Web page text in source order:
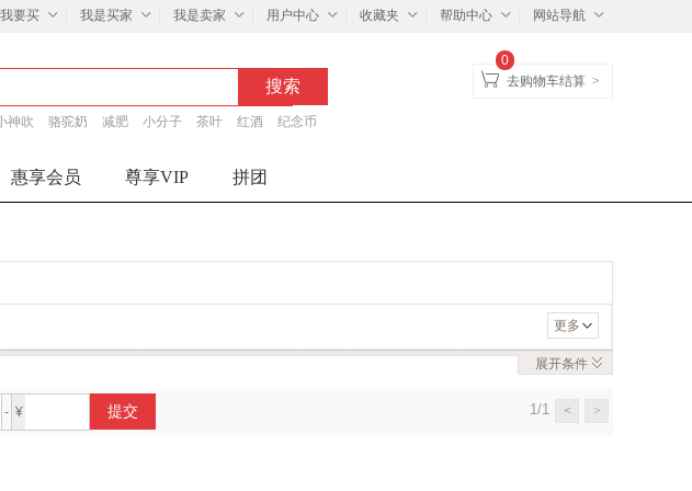
我要买 我是买家 我是卖家 用户中心 收藏夹 帮助中心 网站导航
神吹 骆驼奶 减肥 小分子 茶叶 红酒 纪念币
去购物车结算 >
0
惠享会员 尊享VIP 拼团
更多
展开条件
- ¥ 提交 1/1 < >